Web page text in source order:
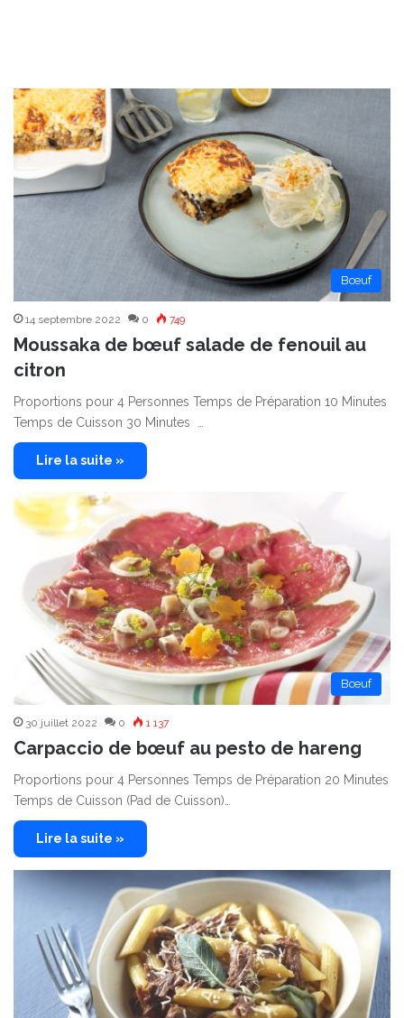
Bœuf
14 septembre 2022 0 749
Moussaka de bœuf salade de fenouil au
citron
Proportions pour 4 Personnes Temps de Préparation 10 Minutes
Temps de Cuisson 30 Minutes …
Lire la suite »
Bœuf
30 juillet 2022 0 1 137
Carpaccio de bœuf au pesto de hareng
Proportions pour 4 Personnes Temps de Préparation 20 Minutes
Temps de Cuisson (Pad de Cuisson)…
Lire la suite »